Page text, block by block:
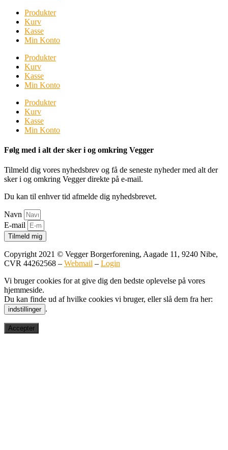
Produkter
Kurv
Kasse
Min Konto
Produkter
Kurv
Kasse
Min Konto
Produkter
Kurv
Kasse
Min Konto
Følg med i alt der sker i og omkring Vegger
Tilmeld dig vores nyhedsbrev og få de seneste nyheder med alt der
sker i og omkring Vegger direkte på e-mail.
Du kan til enhver tid afmelde dig nyhedsbrevet.
Navn
E-mail
Tilmeld mig
Copyright 2021 © Vegger Borgerforening, Aagade 11, 9240 Nibe,
CVR 44262568 – Webmail – Login
Vi bruger cookies for at give dig den bedste oplevelse på vores
hjemmeside.
Du kan finde ud af hvilke cookies vi bruger, eller slå dem fra her:
indstillinger .
Accepter